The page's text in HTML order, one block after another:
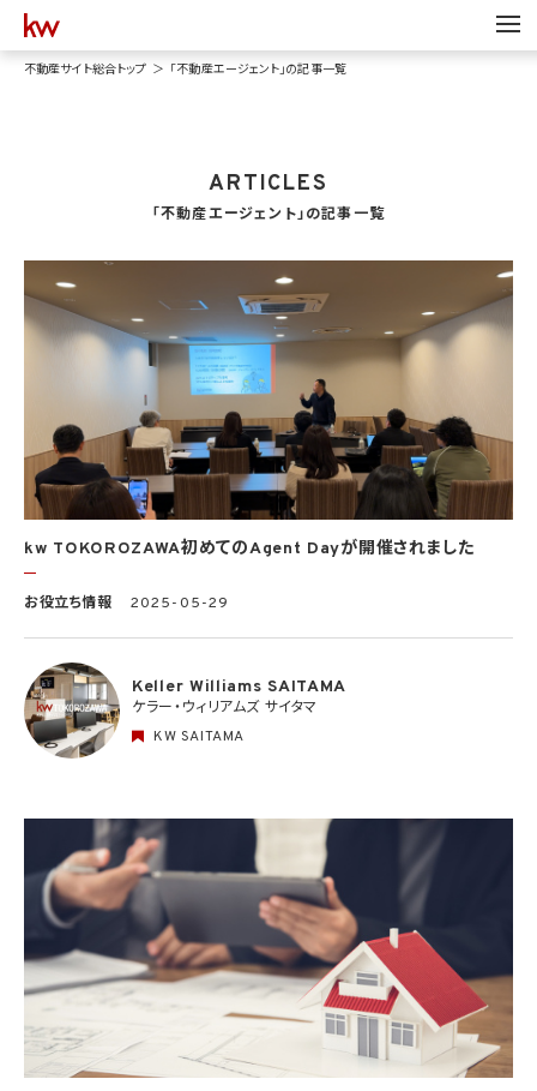
不動産サイト総合トップ 「不動産エージェント」の記事一覧
ARTICLES
「不動産エージェント」の記事一覧
kw TOKOROZAWA初めてのAgent Dayが開催されました
お役立ち情報 2025-05-29
Keller Williams SAITAMA
ケラー・ウィリアムズ サイタマ
KW SAITAMA